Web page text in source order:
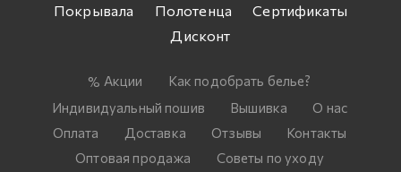
Покрывала
Полотенца
Сертификаты
Дисконт
Акции
Как подобрать белье?
Индивидуальный пошив
Вышивка
О нас
Оплата
Доставка Отзывы
Контакты
Оптовая продажа
Советы по уходу